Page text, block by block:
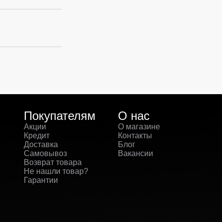
Покупателям
Акции
Кредит
Доставка
Самовывоз
Возврат товара
Не нашли товар?
Гарантии
О нас
О магазине
Контакты
Блог
Вакансии